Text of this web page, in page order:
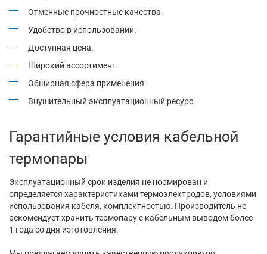
Отменные прочностные качества.
Удобство в использовании.
Доступная цена.
Широкий ассортимент.
Обширная сфера применения.
Внушительный эксплуатационный ресурс.
Гарантийные условия кабельной
термопары
Эксплуатационный срок изделия не нормирован и
определяется характеристиками термоэлектродов, условиями
использования кабеля, комплектностью. Производитель не
рекомендует хранить термопару с кабельным выводом более
1 года со дня изготовления.